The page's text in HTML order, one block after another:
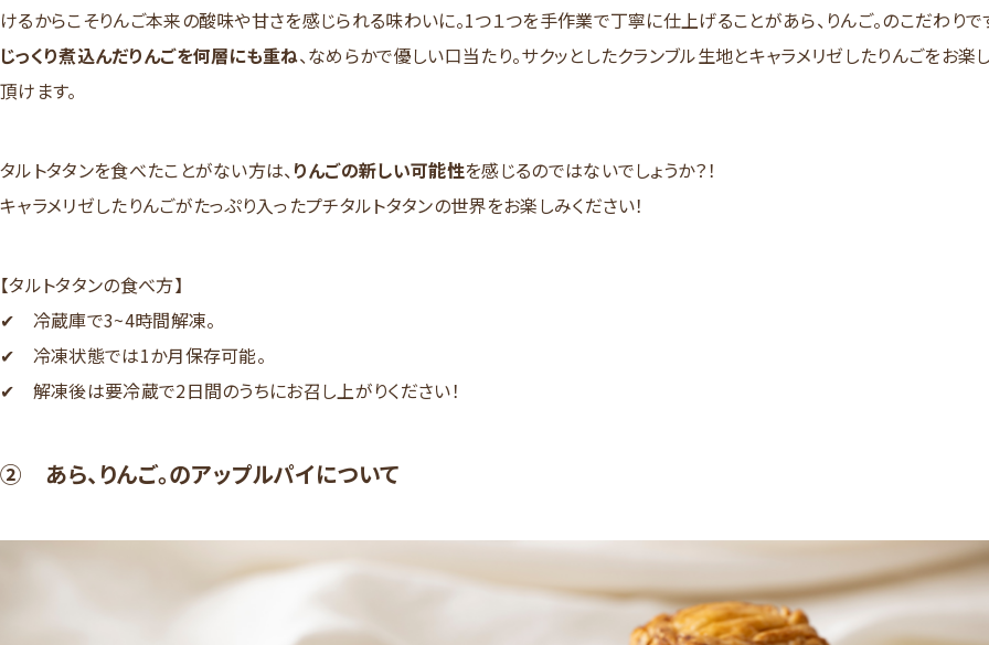
けるからこそりんご本来の酸味や甘さを感じられる味わいに。1つ１つを手作業で丁寧に仕上げることがあら、りんご。のこだわりで
じっくり煮込んだりんごを何層にも重ね、なめらかで優しい口当たり。サクッとしたクランブル生地とキャラメリゼしたりんごをお楽
頂けます。
タルトタタンを食べたことがない方は、りんごの新しい可能性を感じるのではないでしょうか？！
キャラメリゼしたりんごがたっぷり入ったプチタルトタタンの世界をお楽しみください！
【タルトタタンの食べ方】
✔ 冷蔵庫で3~4時間解凍。
✔ 冷凍状態では1か月保存可能。
✔ 解凍後は要冷蔵で2日間のうちにお召し上がりください！
② あら、りんご。のアップルパイについて